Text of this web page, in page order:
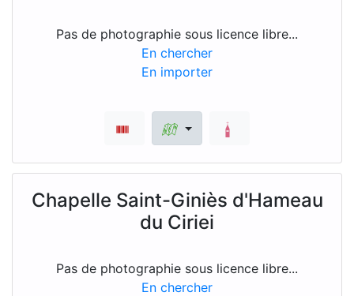
Pas de photographie sous licence libre...
En chercher
En importer
Chapelle Saint-Giniès d'Hameau
du Ciriei
Pas de photographie sous licence libre...
En chercher